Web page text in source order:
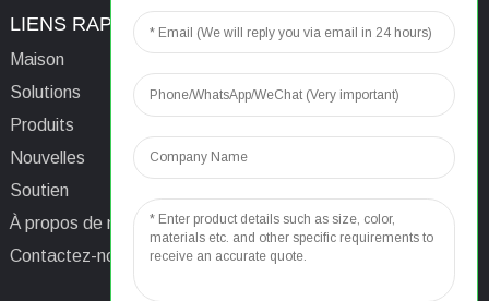
LIENS RAPIDES
Maison
Solutions
Produits
Nouvelles
Soutien
À propos de nous
Contactez-nous
CONTACTEZ-NOUS
E-mail:aaron@acrel.cn
Tél. +86 13641976142
Adresse : No. 253 Yulv
Road, Jiading Area,
Shanghai, Chine, 201801